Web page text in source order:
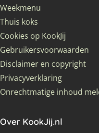
Weekmenu
Thuis koks
Cookies op KookJij
Gebruikersvoorwaarden
Disclaimer en copyright
Privacyverklaring
Onrechtmatige inhoud
Over KookJij.nl